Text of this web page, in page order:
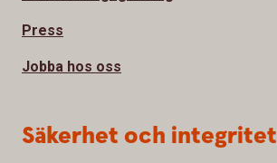
Press
Jobba hos oss
Säkerhet och integritet